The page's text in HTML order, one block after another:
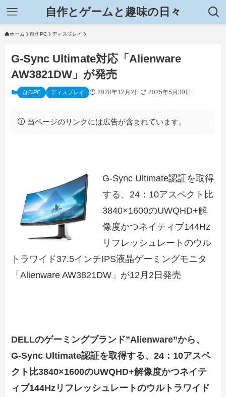
自作とゲームと趣味の日々
ホーム 自作PC ディスプレイ
G-Sync Ultimate対応「Alienware
AW3821DW」が発売
自作PC ディスプレイ 2020年12月2日 2025年5月30日
当ページのリンクには広告が含まれています。
G-Sync Ultimate認証を取得
する、24：10アスペクト比
3840×1600のUWQHD+解
像度かつネイティブ144Hz
リフレッシュレートのウル
トラワイド37.5インチIPS液晶ゲーミングモニタ
「Alienware AW3821DW」が12月2日発売
DELLのゲーミングブランド”Alienware”から、
G-Sync Ultimate認証を取得する、24：10アスペ
クト比3840×1600のUWQHD+解像度かつネイテ
ィブ144Hzリフレッシュレートのウルトラワイド